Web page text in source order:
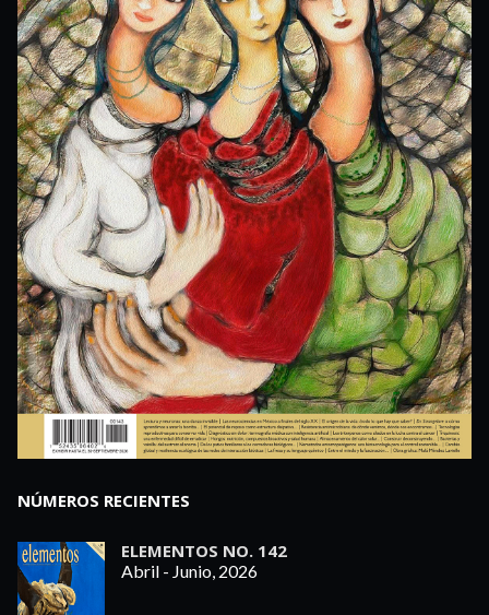
NÚMEROS RECIENTES
ELEMENTOS NO. 142
Abril - Junio, 2026